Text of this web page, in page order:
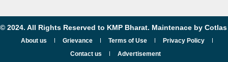
© 2024. All Rights Reserved to KMP Bharat. Maintenace by Cotlas
About us Grievance Terms of Use
Privacy Policy
Contact us
Advertisement